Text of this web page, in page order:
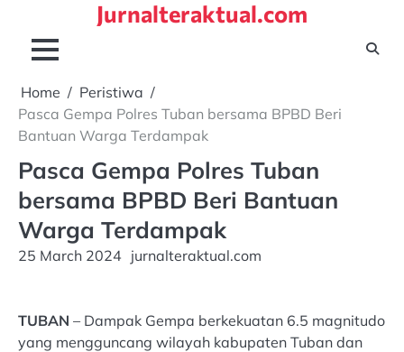
content
Jurnalteraktual.com
Home
Peristiwa
Pasca Gempa Polres Tuban bersama BPBD Beri
Bantuan Warga Terdampak
Pasca Gempa Polres Tuban
bersama BPBD Beri Bantuan
Warga Terdampak
25 March 2024 jurnalteraktual.com
TUBAN – Dampak Gempa berkekuatan 6.5 magnitudo
yang mengguncang wilayah kabupaten Tuban dan